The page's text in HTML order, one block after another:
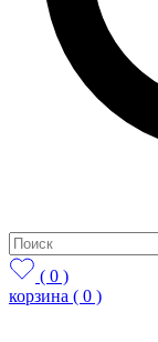
( 0 )
корзина ( 0 )